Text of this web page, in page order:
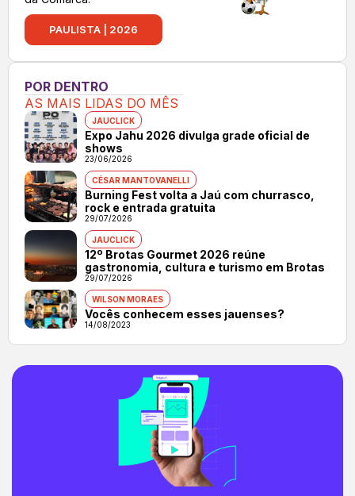
PAULISTA | 2026
POR DENTRO
AS MAIS LIDAS DO MÊS
JAUCLICK
Expo Jahu 2026 divulga grade oficial de
shows
23/06/2026
CÉSAR MANTOVANELLI
Burning Fest volta a Jaú com churrasco,
rock e entrada gratuita
29/07/2026
JAUCLICK
12º Brotas Gourmet 2026 reúne
gastronomia, cultura e turismo em Brotas
29/07/2026
WILSON MORAES
Vocês conhecem esses jauenses?
14/08/2023